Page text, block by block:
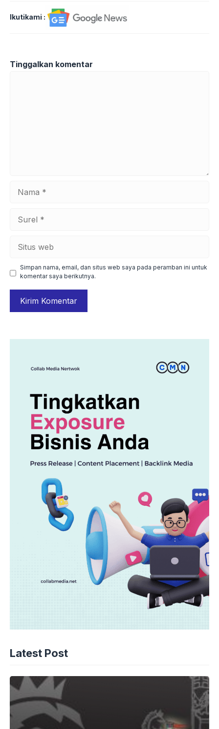
Ikutikami :
Tinggalkan komentar
web
Simpan nama, email, dan situs web saya pada peramban ini untuk
komentar saya berikutnya.
Latest Post